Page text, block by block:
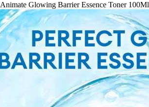
Animate Glowing Barrier Essence Toner 100Ml